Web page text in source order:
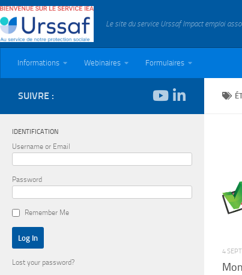
Skip to content
Le site du service Urssaf Impact emploi
Informations Webinaires Formulaires
4
SUIVRE :
IDENTIFICATION
Username or Email
Password
Remember Me
Lost your password?